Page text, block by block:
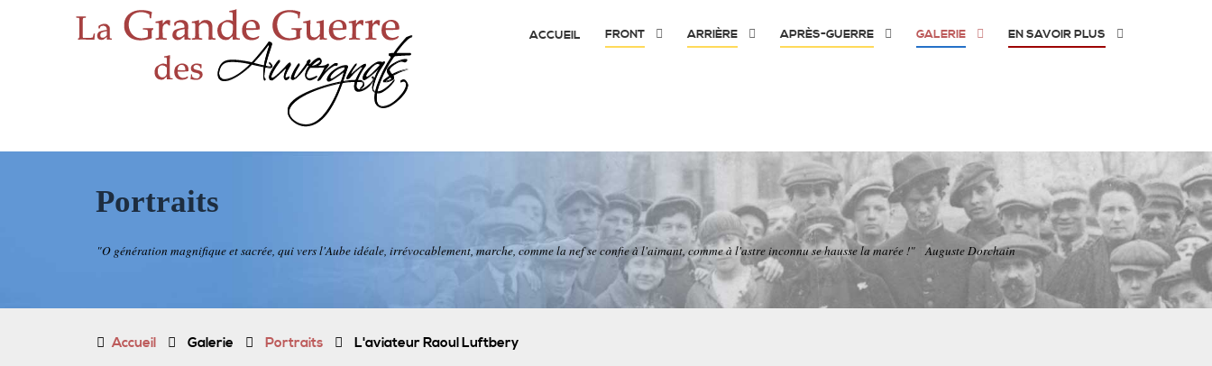
ACCUEIL FRONT ARRIÈRE APRÈS-GUERRE GALERIE EN SAVOIR PLUS
Portraits
"O génération magnifique et sacrée, qui vers l'Aube idéale, irrévocablement, marche, comme la nef se confie à l'aimant, comme à l'astre inconnu se hausse la marée !" Auguste Dorchain
Accueil Galerie Portraits L'aviateur Raoul Luftbery